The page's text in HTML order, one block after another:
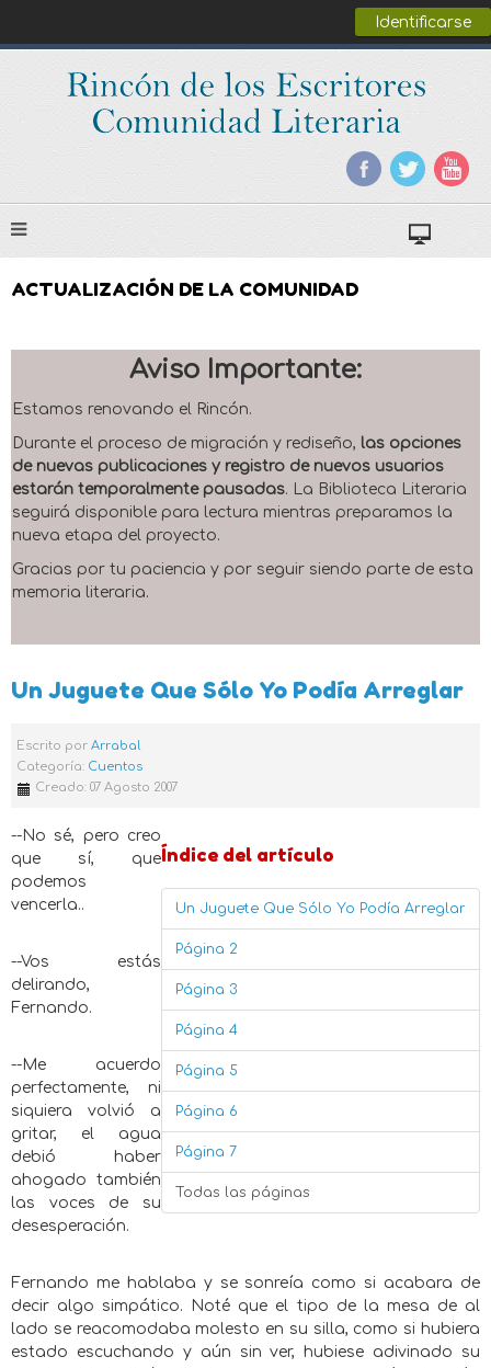
Identificarse
ACTUALIZACIÓN DE LA COMUNIDAD
Aviso Importante:
Estamos renovando el Rincón.
Durante el proceso de migración y rediseño, las opciones
de nuevas publicaciones y registro de nuevos usuarios
estarán temporalmente pausadas. La Biblioteca Literaria
seguirá disponible para lectura mientras preparamos la
nueva etapa del proyecto.
Gracias por tu paciencia y por seguir siendo parte de esta
memoria literaria.
Un Juguete Que Sólo Yo Podía Arreglar
Escrito por Arrabal
Categoría: Cuentos
Creado: 07 Agosto 2007
Índice del artículo
Un Juguete Que Sólo Yo Podía Arreglar
Página 2
Página 3
Página 4
Página 5
Página 6
Página 7
Todas las páginas
--No sé, pero creo
que sí, que
podemos
vencerla..
--Vos estás
delirando,
Fernando.
--Me acuerdo
perfectamente, ni
siquiera volvió a
gritar, el agua
debió haber
ahogado también
las voces de su
desesperación.
Fernando me hablaba y se sonreía como si acabara de
decir algo simpático. Noté que el tipo de la mesa de al
lado se reacomodaba molesto en su silla, como si hubiera
estado escuchando y aún sin ver, hubiese adivinado su